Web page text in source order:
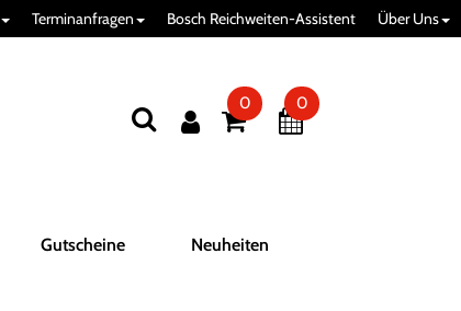
Terminanfragen Bosch Reichweiten-Assistent Über Uns
0 0
Gutscheine Neuheiten